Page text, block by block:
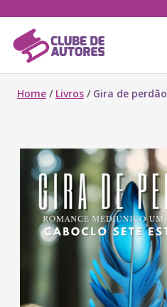
Home / Livros / Gira de perdão